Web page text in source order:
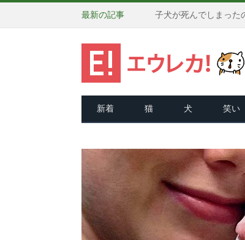
最新の記事
新着 猫 犬 笑い